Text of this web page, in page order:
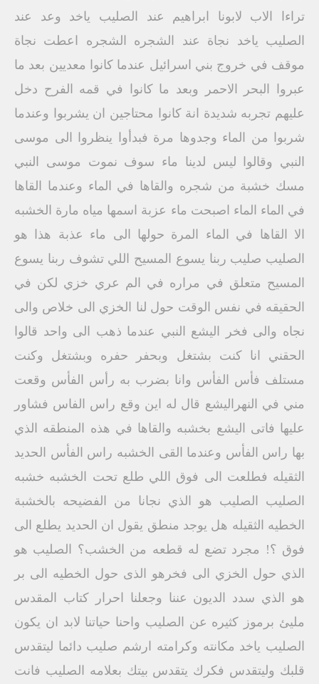
تراءا الاب لابونا ابراهيم عند الصليب ياخد وعد عند
الصليب ياخد نجاة عند الشجره الشجره اعطت نجاة
موقف في خروج بني اسرائيل عندما كانوا معديين بعد ما
عبروا البحر الاحمر وبعد ما كانوا في قمه الفرح دخل
عليهم تجربه شديدة انة كانوا محتاجين ان يشربوا وعندما
شربوا من الماء وجدوها مرة فبدأوا ينظروا الى موسى
النبي وقالوا ليس لدينا ماء سوف نموت موسى النبي
مسك خشبة من شجره والقاها في الماء وعندما القاها
في الماء الماء اصبحت ماء عزبة اسمها مياه مارة الخشبه
الا القاها في الماء المرة حولها الى ماء عذبة هذا هو
الصليب صليب ربنا يسوع المسيح اللي تشوف ربنا يسوع
المسيح متعلق في مراره في الم عري خزي لكن في
الحقيقه في نفس الوقت حول لنا الخزي الى خلاص والى
نجاه والى فخر اليشع النبي عندما ذهب الى واحد قالوا
الحقني انا كنت بشتغل وبحفر حفره وبشتغل وكنت
مستلف فأس الفأس وانا بضرب به رأس الفأس وقعت
مني في النهراليشع قال له اين وقع راس الفاس فشاور
عليها فاتى اليشع بخشبه والقاها في هذه المنطقه الذي
بها راس الفأس وعندما القى الخشبه راس الفأس الحديد
الثقيله فطلعت الى فوق اللي طلع تحت الخشبه خشبه
الصليب الصليب هو الذي نجانا من الفضيحه بالخشبة
الخطيه الثقيله هل يوجد منطق يقول ان الحديد يطلع الى
فوق ؟! مجرد تضع له قطعه من الخشب؟ الصليب هو
الذي حول الخزي الى فخرهو الذى حول الخطيه الى بر
هو الذي سدد الديون عننا وجعلنا احرار كتاب المقدس
مليئ برموز كثيره عن الصليب واحنا حياتنا لابد ان يكون
الصليب ياخد مكانته وكرامته ارشم صليب دائما ليتقدس
قلبك وليتقدس فكرك يتقدس بيتك بعلامه الصليب فانت